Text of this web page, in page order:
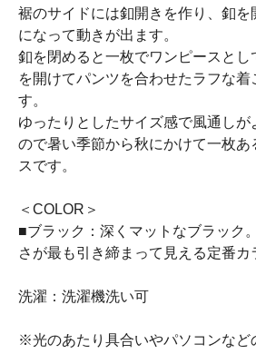
裾のサイドには釦開きを作り、釦を
になって動きが出ます。
釦を閉めると一枚でワンピースとし
を開けてパンツを合わせたラフな
す。
ゆったりとしたサイズ感で風通しが
ので暑い季節から秋にかけて一枚あ
スです。
＜COLOR＞
■ブラック：深くマットなブラック
さが最も引き締まって見える定番カ
洗濯：洗濯機洗い可
※光のあたり具合いやパソコンなど